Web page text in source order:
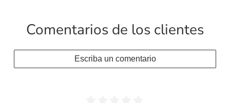
Comentarios de los clientes
Escriba un comentario